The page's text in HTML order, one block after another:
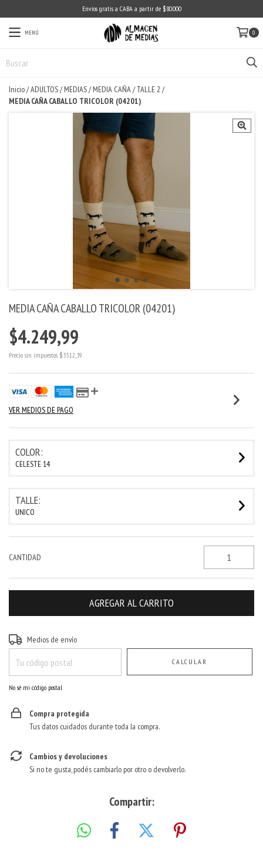
Envíos gratis a CABA a partir de $80.000
MENÚ 0
Inicio/ADULTOS/ MEDIAS/ MEDIA CAÑA/TALLE 2 /
MEDIA CAÑA CABALLO TRICOLOR (04201)
MEDIA CAÑA CABALLO TRICOLOR (04201)
$4.249,99
Precio sin impuestos $3.512,39
VER MEDIOS DE PAGO
COLOR:
CELESTE 14
TALLE:
UNICO
CANTIDAD
Entregas para el CP:
Medios de envío
CALCULAR
No sé mi código postal
Compra protegida
Tus datos cuidados durante toda la compra.
Cambios y devoluciones
Si no te gusta, podés cambiarlo por otro o devolverlo.
Compartir: